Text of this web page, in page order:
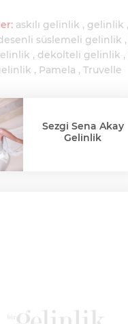
askılı gelinlik gelinlik
süslemeli gelinlik
dekolteli gelinlik
Pamela Truvelle
Sezgi Sena Akay
Gelinlik